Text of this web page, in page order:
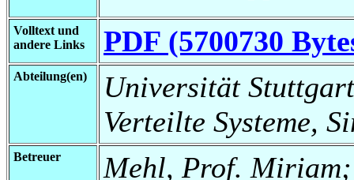
Volltext und
andere Links
PDF (5700730
Abteilung(en)
Universität
Verteilte Systeme,
Betreuer Mehl, Prof. Miriam;